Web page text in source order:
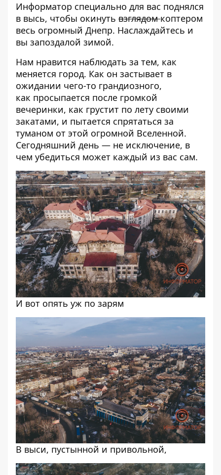
Информатор специально для вас поднялся
в высь, чтобы окинуть взглядомкоптером
весь огромный Днепр. Наслаждайтесь и
вы запоздалой зимой.
Нам нравится наблюдать за тем, как
меняется город. Как он застывает в
ожидании чего-то грандиозного,
как просыпается после громкой
вечеринки, как грустит по лету своими
закатами, и пытается спрятаться за
туманом от этой огромной Вселенной.
Сегодняшний день — не исключение, в
чем убедиться может каждый из вас сам.
И вот опять уж по зарям
В выси, пустынной и привольной,